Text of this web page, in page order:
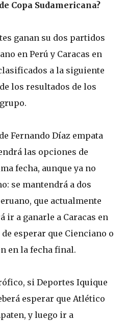
Copa Sudamericana?
ganan su dos partidos
en Perú y Caracas en
a la siguiente
los resultados de los
Fernando Díaz empata
las opciones de
fecha, aunque ya no
se mantendrá a dos
que actualmente
ir a ganarle a Caracas en
esperar que Cienciano o
en la fecha final.
si Deportes Iquique
esperar que Atlético
y luego ir a